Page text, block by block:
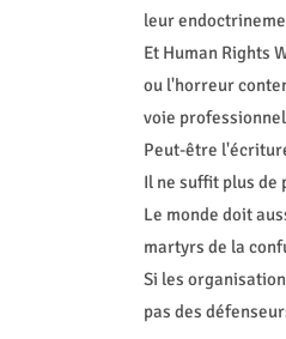
leur
Et Human Rights
ou l'horreur
voie
Peut-être
Il ne suffit plus de
Le monde doit
martyrs de la
Si les
pas des